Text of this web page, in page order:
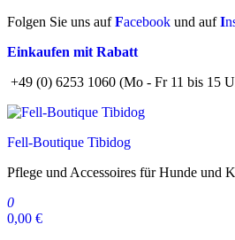
Zum
springen
Folgen Sie uns aufFacebook und aufI
Einkaufen mit Rabatt
+49 (0) 6253 1060 (Mo - Fr 11 bis 15
Fell-Boutique Tibidog
Pflege und Accessoires für Hunde und
0
0,00 €